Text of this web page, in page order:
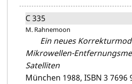
C 335
M. Rahnemoon
Ein neues
Mikrowellen-
Satelliten
München 1988, ISBN 3 7696